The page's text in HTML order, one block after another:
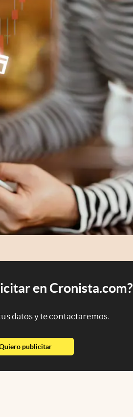
en Cronista.com?
datos y te contactaremos.
publicitarabre en nueva pestaña